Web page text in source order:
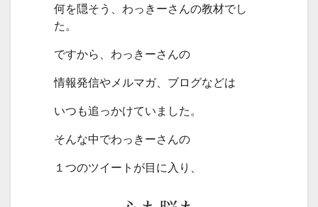
何を隠そう、わっきーさんの教材でし
た。
ですから、わっきーさんの
情報発信やメルマガ、ブログなどは
いつも追っかけていました。
そんな中でわっきーさんの
１つのツイートが目に入り、